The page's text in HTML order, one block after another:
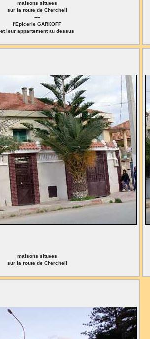
maisons situées
sur la route de Cherchell
----
l'Epicerie GARKOFF
et leur appartement au dessus
maisons situées
sur la route de Cherchell